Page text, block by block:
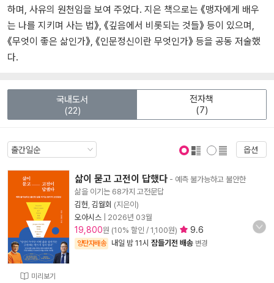
하며, 사유의 원천임을 보여 주었다. 지은 책으로는 《맹자에게 배우
는 나를 지키며 사는 법》, 《깊음에서 비롯되는 것들》 등이 있으며,
《무엇이 좋은 삶인가》, 《인문정신이란 무엇인가》 등을 공동 저술했
다.
국내도서
(22)
전자책
(7)
옵션
미리보기
삶이 묻고 고전이 답했다 - 예측 불가능하고 불안한
삶을 이기는 68가지 고전문답
김헌 김월회 (지은이)
오아시스
2026년 03월
19,800원 (10% 할인 / 1,100원) 9.6
양탄자배송 내일 밤 11시 잠들기전 배송 변경